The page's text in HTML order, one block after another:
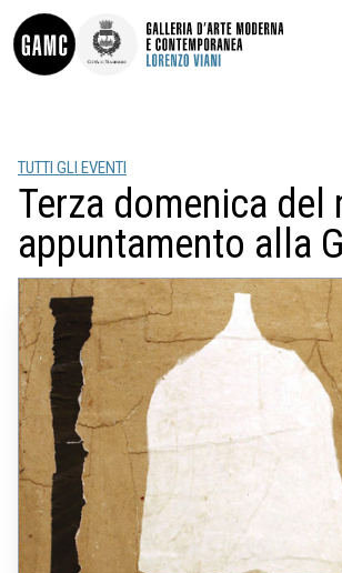
INFO
CONTATTI
DIDATTICA
LE COLLEZIONI
GLI AUTORI
LORENZO VIANI
MOSTRE
EVENTI
PALAZZO DELLE MUSE
PITTURA
SCULTURA
STAMPA
ALTRO
FOTOGRAFIA
TUTTI GLI EVENTI
Terza domenica del
appuntamento alla